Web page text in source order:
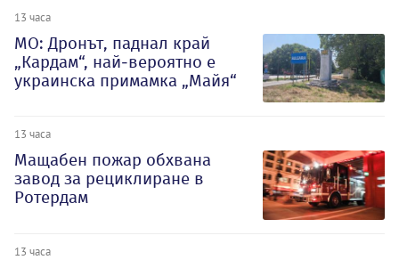
13 часа
МО: Дронът, паднал край
„Кардам“, най-вероятно е
украинска примамка „Майя“
13 часа
Мащабен пожар обхвана
завод за рециклиране в
Ротердам
13 часа